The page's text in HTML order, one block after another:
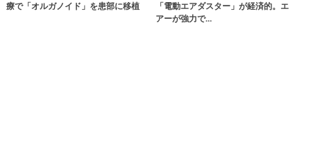
療で「オルガノイド」を患部に移植
「電動エアダスター」が経済的。エ
アーが強力で…